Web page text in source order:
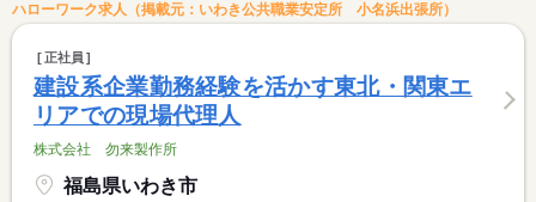
ハローワーク求人（掲載元：いわき公共職業安定所 小名浜出張所）
正社員
建設系企業勤務経験を活かす東北・関東エ
リアでの現場代理人
株式会社 勿来製作所
福島県いわき市